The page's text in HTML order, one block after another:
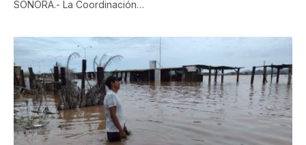
SONORA.- La Coordinación…